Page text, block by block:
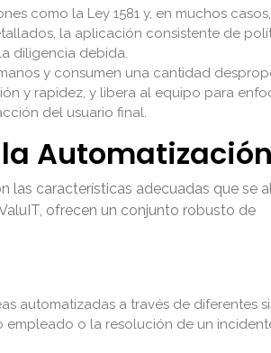
como la Ley 1581 y, en muchos
la aplicación consistente de
diligencia debida.
y consumen una cantidad
y rapidez, y libera al equipo para
del usuario final.
características adecuadas que se
ofrecen un conjunto robusto de
automatizadas a través de diferentes
o la resolución de un